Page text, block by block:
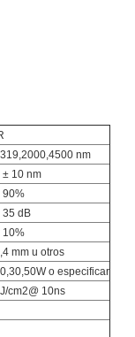
nm
± 10 nm
90%
35 dB
10%
mm u otros
o especificar
cm2@ 10ns